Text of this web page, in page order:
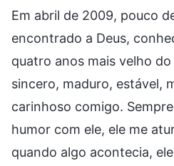
Em abril de 2009, pouco
encontrado a Deus,
quatro anos mais velho
sincero, maduro, estável,
carinhoso comigo.
humor com ele, ele me
quando algo acontecia,